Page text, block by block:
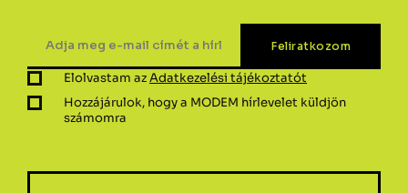
Elolvastam azAdatkezelési tájékoztatót
Hozzájárulok, hogy a MODEM hírlevelet küldjön
számomra